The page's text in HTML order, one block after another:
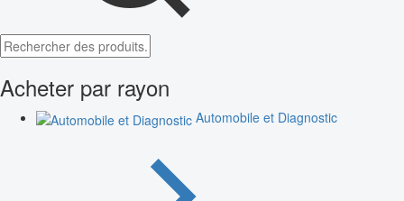
Acheter par rayon
Automobile et Diagnostic